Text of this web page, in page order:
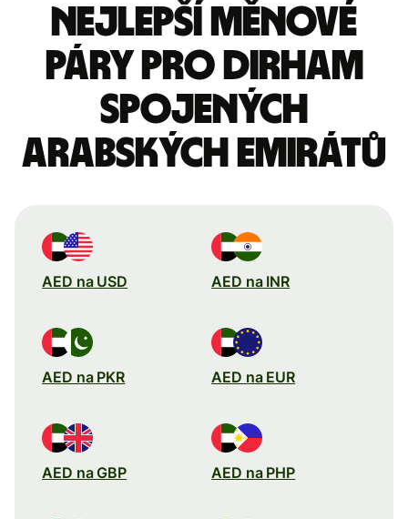
Nejlepší měnové
páry pro dirham
Spojených
arabských emirátů
AED na USD AED na INR
AED na PKR AED na EUR
AED na GBP AED na PHP